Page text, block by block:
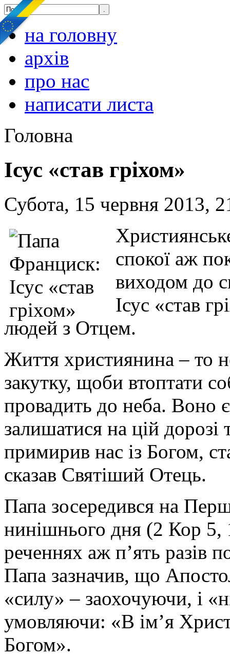
на головну
архів
про нас
написати листа
Головна
Ісус «став гріхом»
Субота, 15 червня 2013,
спокої аж
виходом до
Ісус «став
людей з Отцем.
Життя християнина – то
закутку, щоби втоптати
провадить до неба. Воно
залишатися на цій
примирив нас із Богом,
сказав Святіший Отець.
Папа зосередився на
нинішнього дня (2 Кор 5,
реченнях аж п’ять разів
Папа зазначив, що
«силу» – заохочуючи, і
умовляючи: «В ім’я
Богом».